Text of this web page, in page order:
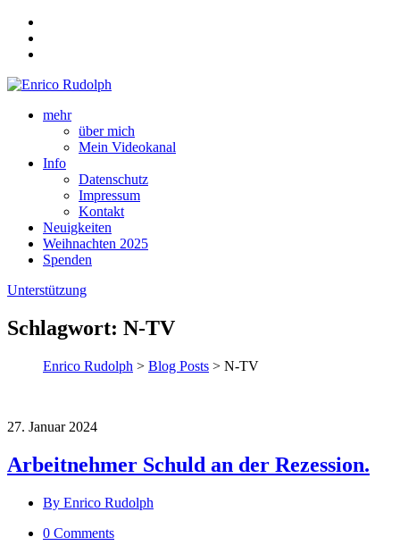
mehr
über mich
Mein Videokanal
Info
Datenschutz
Impressum
Kontakt
Neuigkeiten
Weihnachten 2025
Spenden
Unterstützung
Schlagwort: N-TV
Enrico Rudolph > Blog Posts > N-TV
27. Januar 2024
Arbeitnehmer Schuld an der Rezession.
By Enrico Rudolph
0 Comments